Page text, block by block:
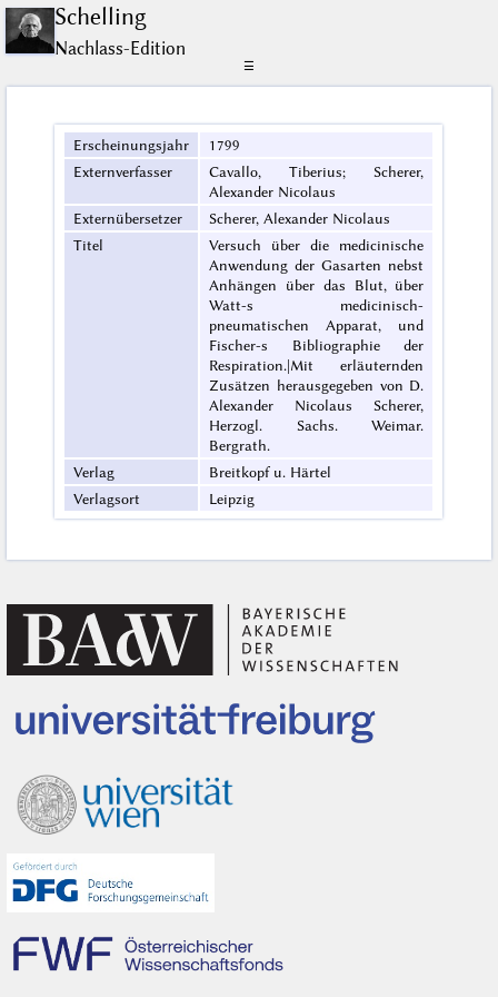
Schelling
Nachlass-Edition
☰
Erscheinungsjahr
1799
Externverfasser
Cavallo, Tiberius; Scherer,
Alexander Nicolaus
Externübersetzer
Scherer, Alexander Nicolaus
Titel
Versuch über die medicinische
Anwendung der Gasarten nebst
Anhängen über das Blut, über
Watt-s medicinisch-
pneumatischen Apparat, und
Fischer-s Bibliographie der
Respiration.|Mit erläuternden
Zusätzen herausgegeben von D.
Alexander Nicolaus Scherer,
Herzogl. Sachs. Weimar.
Bergrath.
Verlag
Breitkopf u. Härtel
Verlagsort
Leipzig